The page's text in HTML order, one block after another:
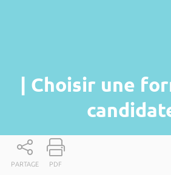
| Choisir une
PARTAGE PDF